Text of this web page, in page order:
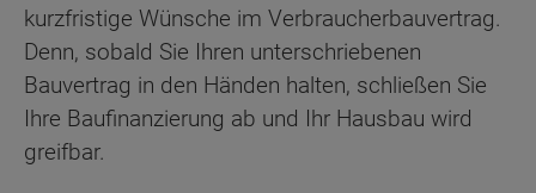
kurzfristige Wünsche im Verbraucherbauvertrag.
Denn, sobald Sie Ihren unterschriebenen
Bauvertrag in den Händen halten, schließen Sie
Ihre Baufinanzierung ab und Ihr Hausbau wird
greifbar.